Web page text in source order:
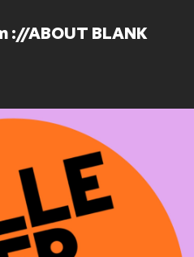
://ABOUT BLANK